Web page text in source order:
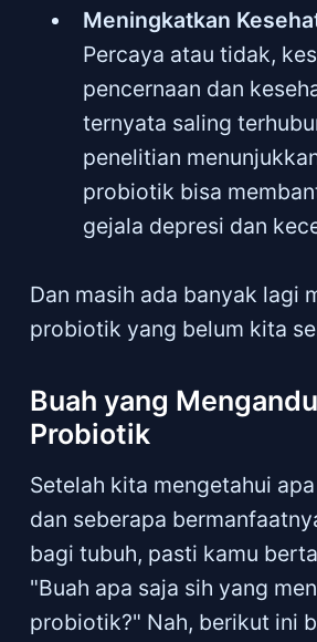
Meningkatkan
Percaya atau tidak,
pencernaan dan
ternyata saling
penelitian
probiotik bisa
gejala depresi dan
Dan masih ada banyak lagi
probiotik yang belum kita
Buah yang
Probiotik
Setelah kita mengetahui
dan seberapa
bagi tubuh, pasti kamu
"Buah apa saja sih yang
probiotik?" Nah, berikut ini